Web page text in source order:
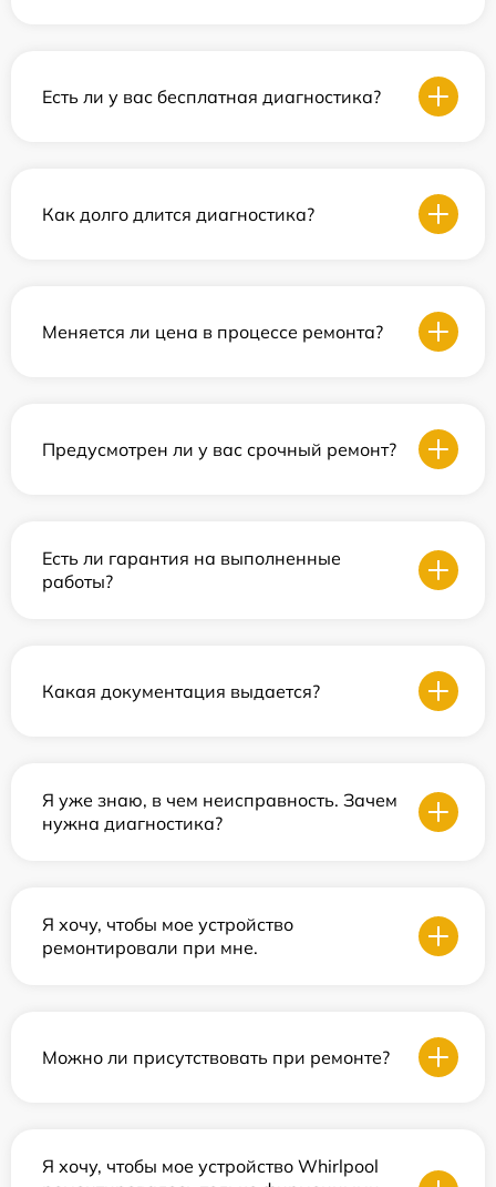
Есть ли у вас бесплатная диагностика?
Как долго длится диагностика?
Меняется ли цена в процессе ремонта?
Предусмотрен ли у вас срочный ремонт?
Есть ли гарантия на выполненные
работы?
Какая документация выдается?
Я уже знаю, в чем неисправность. Зачем
нужна диагностика?
Я хочу, чтобы мое устройство
ремонтировали при мне.
Можно ли присутствовать при ремонте?
Я хочу, чтобы мое устройство Whirlpool